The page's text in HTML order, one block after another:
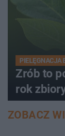
PIELĘGNACJA
Zrób to
rok
ZOBACZ